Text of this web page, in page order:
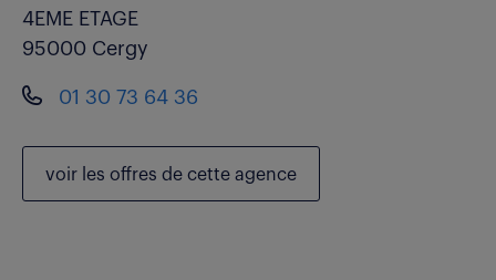
4EME ETAGE
95000 Cergy
01 30 73 64 36
voir les offres de cette agence